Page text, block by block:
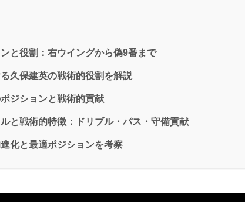
と役割：右ウイングから偽9番まで
久保建英の戦術的役割を解説
ジションと戦術的貢献
と戦術的特徴：ドリブル・パス・守備貢献
化と最適ポジションを考察